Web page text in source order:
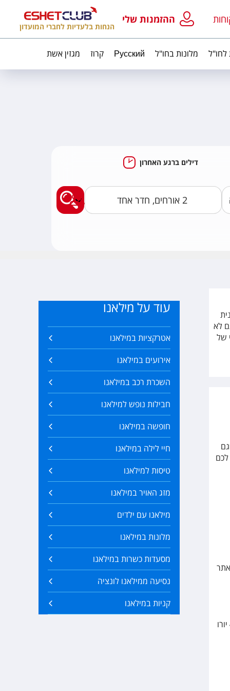
ההזמנות שלי
הנחות בלעדיות לחברי המועדון
לחו"ל מלונות בחו"ל Русский קרוז מגזין אשת
דילים ברגע האחרון
מצאו לי חבילות
לא
של
והאתר
גג תצפית – 13 יורו למבוגר כולל מעלית, 8 יורו ללא מעלית, 7 יורו לילדים (6-12) כולל מעלית, 4 יורו
עוד על מילאנו
אטרקציות במילאנו
אירועים במילאנו
השכרת רכב במילאנו
חבילות נופש למילאנו
חופשה במילאנו
חיי לילה במילאנו
טיסות למילאנו
מזג האויר במילאנו
מילאנו עם ילדים
מלונות במילאנו
מסעדות כשרות במילאנו
נסיעה ממילאנו לונציה
קניות במילאנו